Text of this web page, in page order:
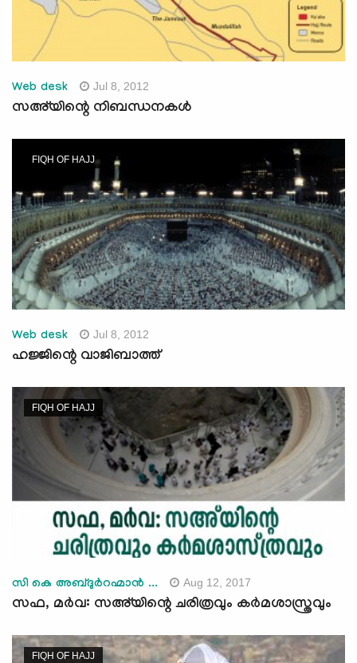
Web desk Jul 8, 2012
സഅ്‌യിന്റെ നിബന്ധനകള്‍
FIQH OF HAJJ
Web desk Jul 8, 2012
ഹജ്ജിന്റെ വാജിബാത്ത്
FIQH OF HAJJ
സി കെ അബ്ദുര്‍റഹ്മാന്‍ ... Aug 12, 2017
സഫ, മര്‍വ: സഅ്‌യിന്റെ ചരിത്രവും കര്‍മശാസ്ത്രവും
FIQH OF HAJJ